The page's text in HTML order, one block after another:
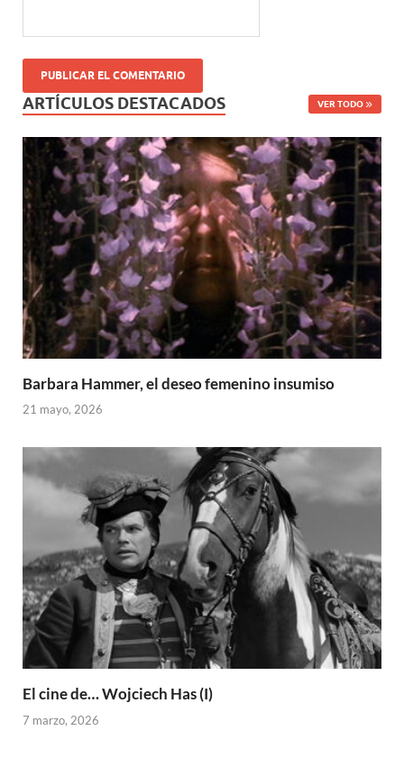
ARTÍCULOS DESTACADOS VER TODO
Barbara Hammer, el deseo femenino insumiso
21 mayo, 2026
El cine de… Wojciech Has (I)
7 marzo, 2026